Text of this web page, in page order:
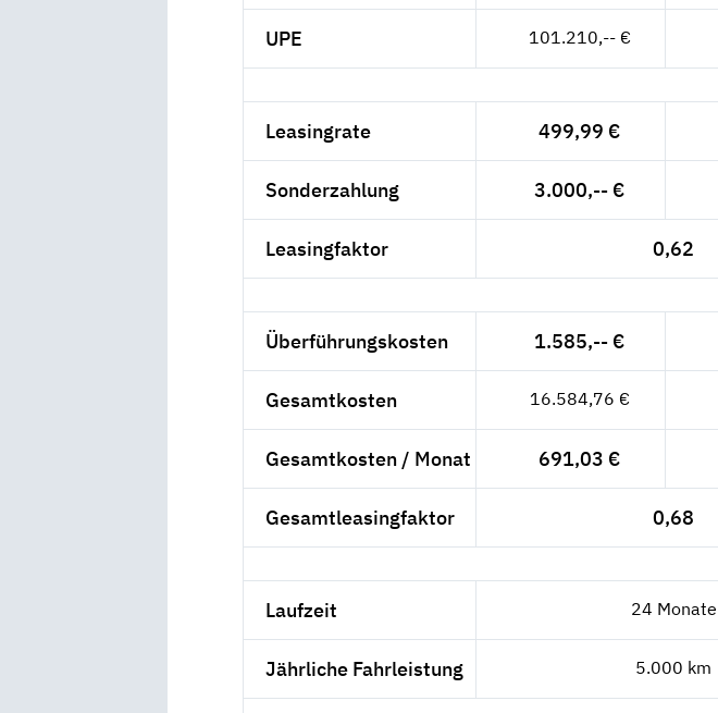
UPE 101.210,-- €
Leasingrate 499,99 €
Sonderzahlung 3.000,-- €
Leasingfaktor 0,62
Überführungskosten 1.585,-- €
Gesamtkosten 16.584,76 €
Gesamtkosten / Monat 691,03 €
Gesamtleasingfaktor 0,68
Laufzeit 24 Monate
Jährliche Fahrleistung 5.000 km